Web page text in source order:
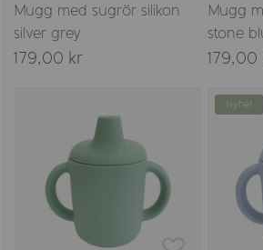
Mugg med sugrör silikon
silver grey
179,00 kr
Mugg
stone
179,00
Nyhet